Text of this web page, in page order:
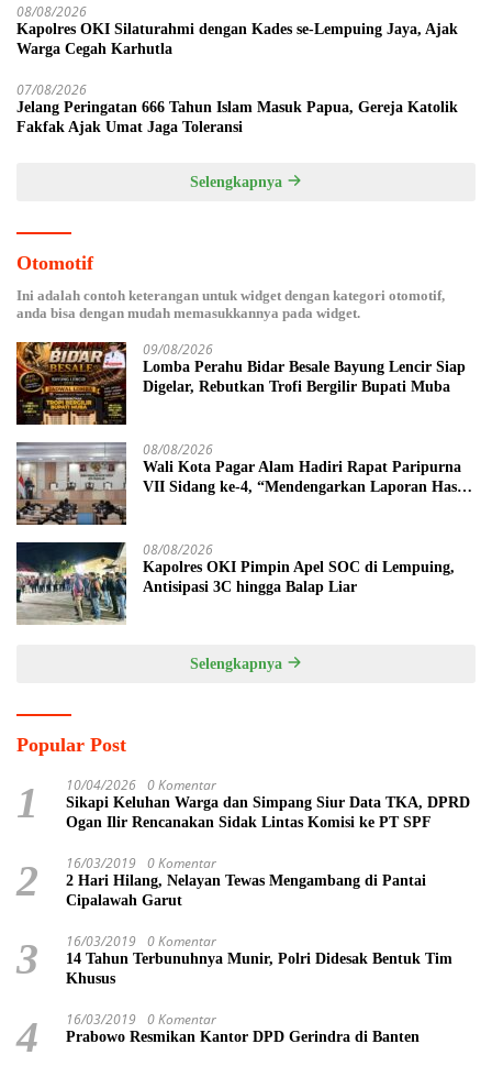
08/08/2026
Kapolres OKI Silaturahmi dengan Kades se-Lempuing Jaya, Ajak
Warga Cegah Karhutla
07/08/2026
Jelang Peringatan 666 Tahun Islam Masuk Papua, Gereja Katolik
Fakfak Ajak Umat Jaga Toleransi
Selengkapnya
Otomotif
Ini adalah contoh keterangan untuk widget dengan kategori otomotif,
anda bisa dengan mudah memasukkannya pada widget.
09/08/2026
Lomba Perahu Bidar Besale Bayung Lencir Siap
Digelar, Rebutkan Trofi Bergilir Bupati Muba
08/08/2026
Wali Kota Pagar Alam Hadiri Rapat Paripurna
VII Sidang ke-4, “Mendengarkan Laporan Hasil
08/08/2026
Kapolres OKI Pimpin Apel SOC di Lempuing,
Antisipasi 3C hingga Balap Liar
Selengkapnya
Popular Post
1 10/04/2026 0 Komentar
Sikapi Keluhan Warga dan Simpang Siur Data TKA, DPRD
Ogan Ilir Rencanakan Sidak Lintas Komisi ke PT SPF
2 16/03/2019 0 Komentar
2 Hari Hilang, Nelayan Tewas Mengambang di Pantai
Cipalawah Garut
3 16/03/2019 0 Komentar
14 Tahun Terbunuhnya Munir, Polri Didesak Bentuk Tim
Khusus
4 16/03/2019 0 Komentar
Prabowo Resmikan Kantor DPD Gerindra di Banten